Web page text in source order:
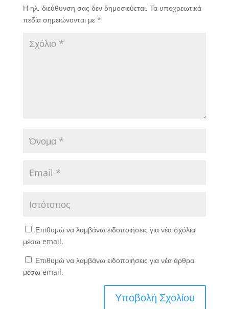
Η ηλ. διεύθυνση σας δεν δημοσιεύεται. Τα υποχρεωτικά
πεδία σημειώνονται με *
Επιθυμώ να λαμβάνω ειδοποιήσεις για νέα σχόλια
μέσω email.
Επιθυμώ να λαμβάνω ειδοποιήσεις για νέα άρθρα
μέσω email.